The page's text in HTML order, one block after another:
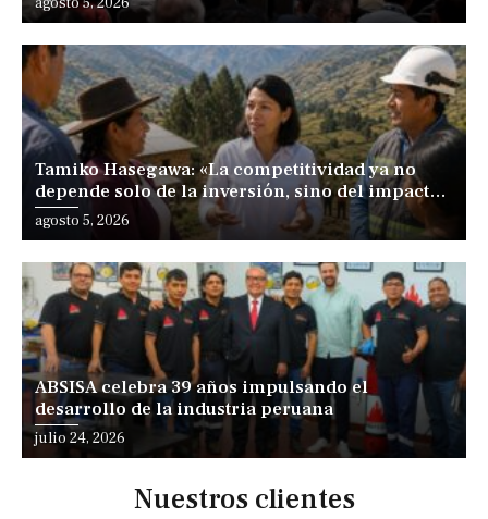
Tamiko Hasegawa: «La competitividad ya no
depende solo de la inversión, sino del impacto
positivo en los territorios y las personas»
agosto 5, 2026
ABSISA celebra 39 años impulsando el
desarrollo de la industria peruana
julio 24, 2026
Nuestros clientes